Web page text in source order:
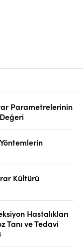
Parametrelerinin
Kültürü
Hastalıkları
Tanı ve Tedavi